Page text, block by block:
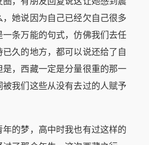
她说因为自己已经欠自己很多
一条万能的句式，仿佛我们去任
久的地方，都可以说还给了自
是，西藏一定是分量很重的那一
被我们这些从没有去过的人赋予
年的梦，高中时我也有过这样的